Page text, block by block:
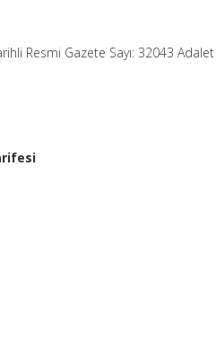
Resmi Gazete Sayı: 32043 Adalet